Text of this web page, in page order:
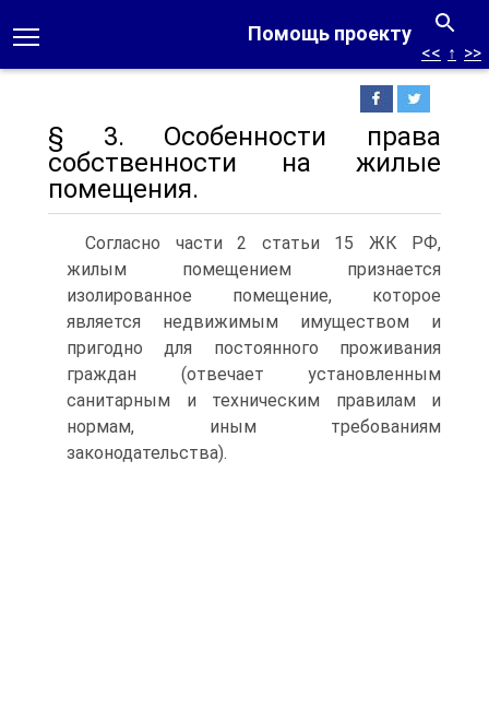
Помощь проекту
<< ↑ >>
§ 3. Особенности права
собственности на жилые
помещения.
Согласно части 2 статьи 15 ЖК РФ,
жилым помещением признается
изолированное помещение, которое
является недвижимым имуществом и
пригодно для постоянного проживания
граждан (отвечает установленным
санитарным и техническим правилам и
нормам, иным требованиям
законодательства).